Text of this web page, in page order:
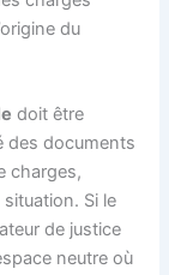
du
doit être
des documents
charges,
Si le
de justice
neutre où